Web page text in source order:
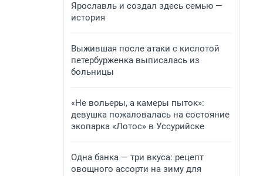
Ярославль и создал здесь семью —
история
Выжившая после атаки с кислотой
петербурженка выписалась из
больницы
«Не вольеры, а камеры пыток»:
девушка пожаловалась на состояние
экопарка «Лотос» в Уссурийске
Одна банка — три вкуса: рецепт
овощного ассорти на зиму для